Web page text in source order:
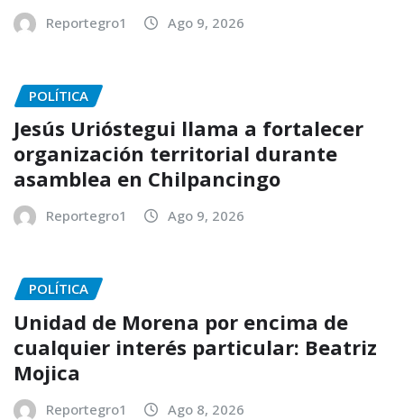
Reportegro1 Ago 9, 2026
POLÍTICA
Jesús Urióstegui llama a fortalecer
organización territorial durante
asamblea en Chilpancingo
Reportegro1 Ago 9, 2026
POLÍTICA
Unidad de Morena por encima de
cualquier interés particular: Beatriz
Mojica
Reportegro1 Ago 8, 2026